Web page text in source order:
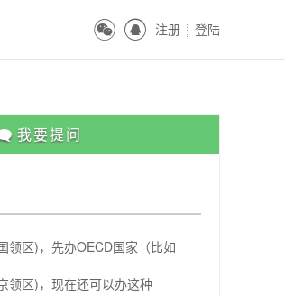
ꀔ ꀓ 注册 ꀒ 登陆
我要提问
领区)，先办OECD国家（比如
领区)，现在还可以办这种